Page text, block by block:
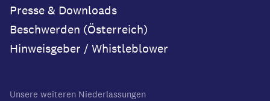
Presse & Downloads
Beschwerden (Österreich)
Hinweisgeber / Whistleblower
Unsere weiteren Niederlassungen